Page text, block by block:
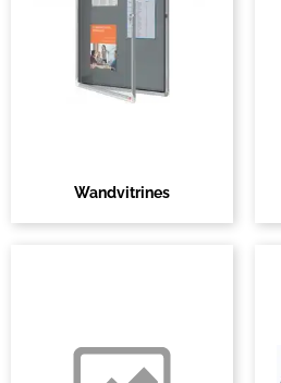
Wandvitrines